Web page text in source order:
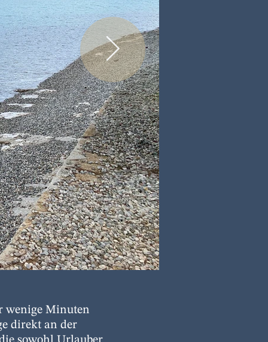
wenige Minuten
direkt an der